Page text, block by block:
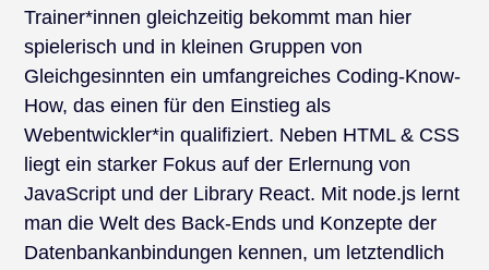
Trainer*innen gleichzeitig bekommt man hier
spielerisch und in kleinen Gruppen von
Gleichgesinnten ein umfangreiches Coding-Know-
How, das einen für den Einstieg als
Webentwickler*in qualifiziert. Neben HTML & CSS
liegt ein starker Fokus auf der Erlernung von
JavaScript und der Library React. Mit node.js lernt
man die Welt des Back-Ends und Konzepte der
Datenbankanbindungen kennen, um letztendlich